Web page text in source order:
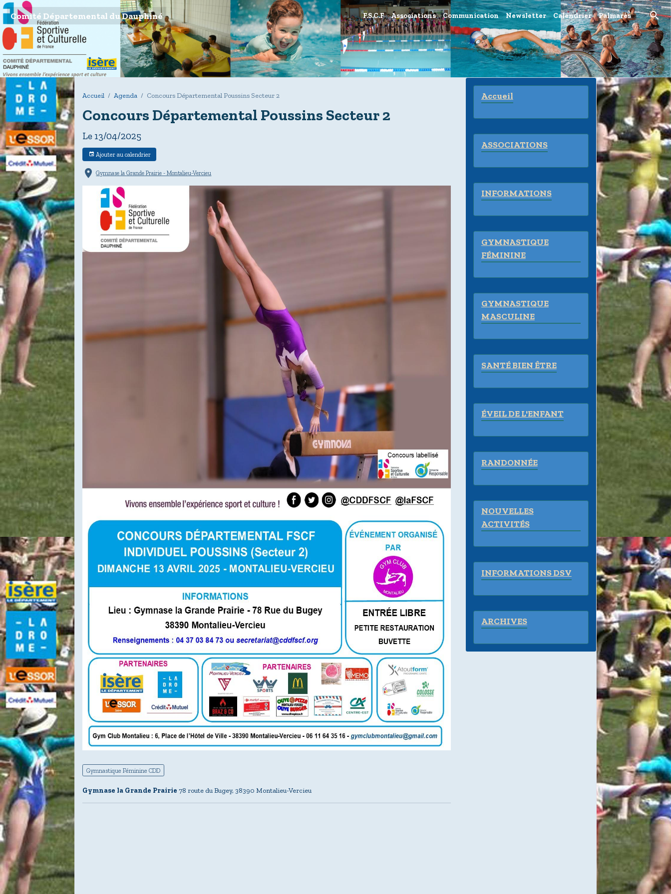
Comité Départemental du Dauphiné F.S.C.F Associations Communication Newsletter Calendrier Palmarès
Accueil Agenda Concours Départemental Poussins Secteur 2
Concours Départemental Poussins Secteur 2
Le 13/04/2025
Ajouter au calendrier
Gymnase la Grande Prairie - Montalieu-Vercieu
Gymnastique Féminine CDD
Gymnase la Grande Prairie 78 route du Bugey, 38390 Montalieu-Vercieu
Accueil
ASSOCIATIONS
INFORMATIONS
GYMNASTIQUE
FÉMININE
GYMNASTIQUE
MASCULINE
SANTÉ BIEN ÊTRE
ÉVEIL DE L'ENFANT
RANDONNÉE
NOUVELLES
ACTIVITÉS
INFORMATIONS DSV
ARCHIVES